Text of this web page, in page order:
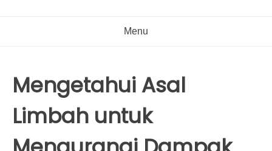
Menu
Mengetahui Asal
Limbah untuk